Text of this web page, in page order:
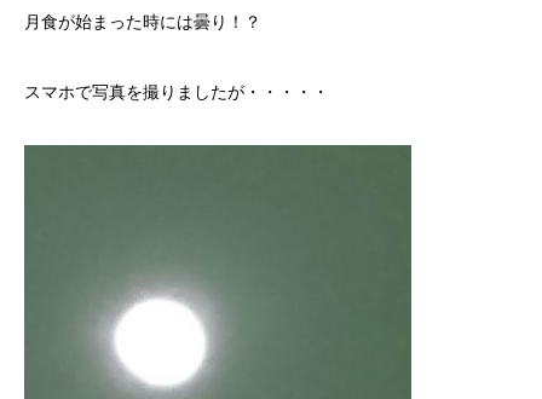
月食が始まった時には曇り！？
スマホで写真を撮りましたが・・・・・